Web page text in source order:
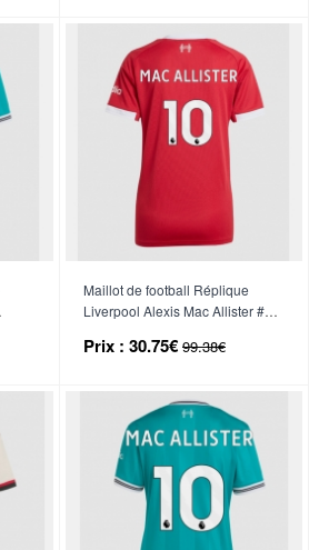
Maillot de football Réplique
Liverpool Alexis Mac Allister #10
Manche Courte
Prix : 30.75€ 99.38€